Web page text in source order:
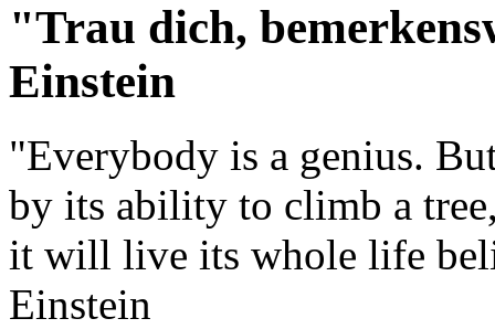
"Trau dich,
Einstein
"Everybody is a genius.
by its ability to climb a
it will live its whole life
Einstein